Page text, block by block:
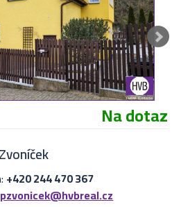
Na dotaz
+420 244 470 367
pzvonicek@hvbreal.cz